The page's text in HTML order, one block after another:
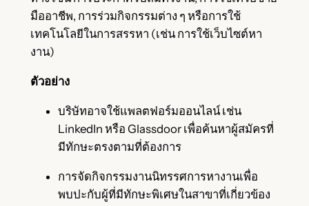
มืออาชีพ, การร่วมกิจกรรมต่าง ๆ หรือการใช้
เทคโนโลยีในการสรรหา (เช่น การใช้เว็บไซต์หา
งาน)
ตัวอย่าง
บริษัทอาจใช้แพลตฟอร์มออนไลน์ เช่น
LinkedIn หรือ Glassdoor เพื่อค้นหาผู้สมัครที่
มีทักษะตรงตามที่ต้องการ
การจัดกิจกรรมงานนิทรรศการหางานเพื่อ
พบปะกับผู้ที่มีทักษะพิเศษในสาขาที่เกี่ยวข้อง